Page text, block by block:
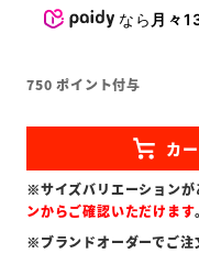
なら 月々
750 ポイント付与
※サイズバリエーションが
ンからご確認いただけます。
※ブランドオーダーでご注